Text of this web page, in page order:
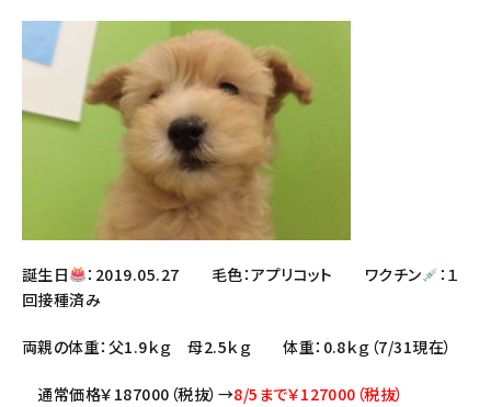
誕生日 ：2019.05.27 毛色：アプリコット ワクチン
：１
回接種済み
両親の体重：父1.9ｋｇ 母2.5ｋｇ 体重：0.8ｋｇ（7/31現在）
通常価格￥187000（税抜）→8/5まで￥127000（税抜）